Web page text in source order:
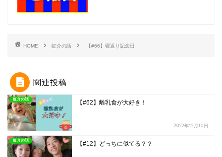
HOME 虹介の話 【#66】寝返り記念日
関連投稿
虹介の話 【#62】離乳食が大好き！
2022年12月10日
虹介の話 【#12】どっちに似てる？？